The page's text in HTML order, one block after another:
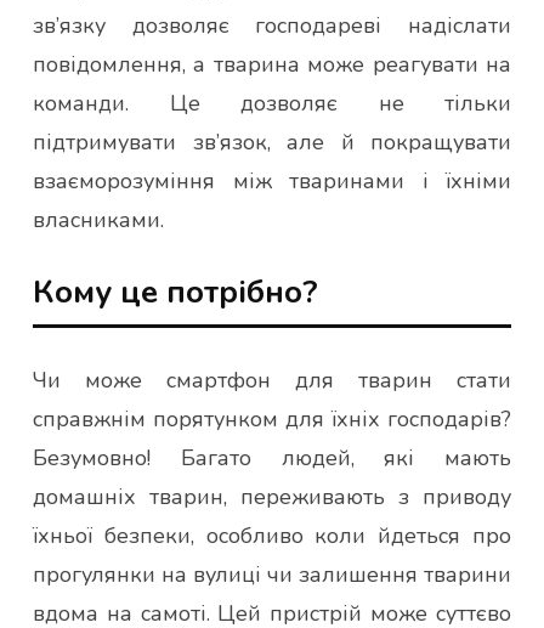
зв’язку дозволяє господареві надіслати
повідомлення, а тварина може реагувати на
команди. Це дозволяє не тільки
підтримувати зв’язок, але й покращувати
взаєморозуміння між тваринами і їхніми
власниками.
Кому це потрібно?
Чи може смартфон для тварин стати
справжнім порятунком для їхніх господарів?
Безумовно! Багато людей, які мають
домашніх тварин, переживають з приводу
їхньої безпеки, особливо коли йдеться про
прогулянки на вулиці чи залишення тварини
вдома на самоті. Цей пристрій може суттєво